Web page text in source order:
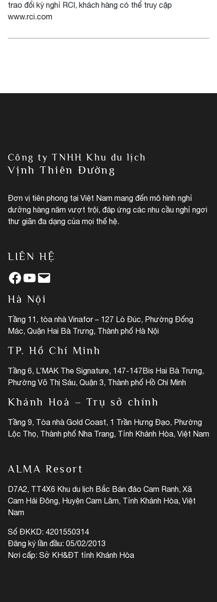
trao đổi kỳ nghỉ RCI, khách hàng có thể truy cập
www.rci.com
Công ty TNHH Khu du lịch
Vịnh Thiên Đường
Đơn vị tiên phong tại Việt Nam mang đến mô hình nghỉ
dưỡng hàng năm vượt trội, đáp ứng các nhu cầu nghỉ ngơi
thư giãn đa dạng của mọi thế hệ.
LIÊN HỆ
Facebook YouTube Mail
Hà Nội
Tầng 11, tòa nhà Vinafor – 127 Lò Đúc, Phường Đống
Mác, Quận Hai Bà Trưng, Thành phố Hà Nội
TP. Hồ Chí Minh
Tầng 6, L’MAK The Signature, 147-147Bis Hai Bà Trưng,
Phường Võ Thị Sáu, Quận 3, Thành phố Hồ Chí Minh
Khánh Hoà – Trụ sở chính
Tầng 9, Tòa nhà Gold Coast, 1 Trần Hưng Đạo, Phường
Lộc Thọ, Thành phố Nha Trang, Tỉnh Khánh Hòa, Việt Nam
ALMA Resort
D7A2, TT4X6 Khu du lịch Bắc Bán đảo Cam Ranh, Xã
Cam Hải Đông, Huyện Cam Lâm, Tỉnh Khánh Hòa, Việt
Nam
Số ĐKKD: 4201550314
Đăng ký lần đầu: 05/02/2013
Nơi cấp: Sở KH&ĐT tỉnh Khánh Hòa